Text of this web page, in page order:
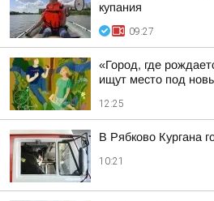
купания
09:27
«Город, где
ищут место под
12:25
В Рябково Кургана
10:21